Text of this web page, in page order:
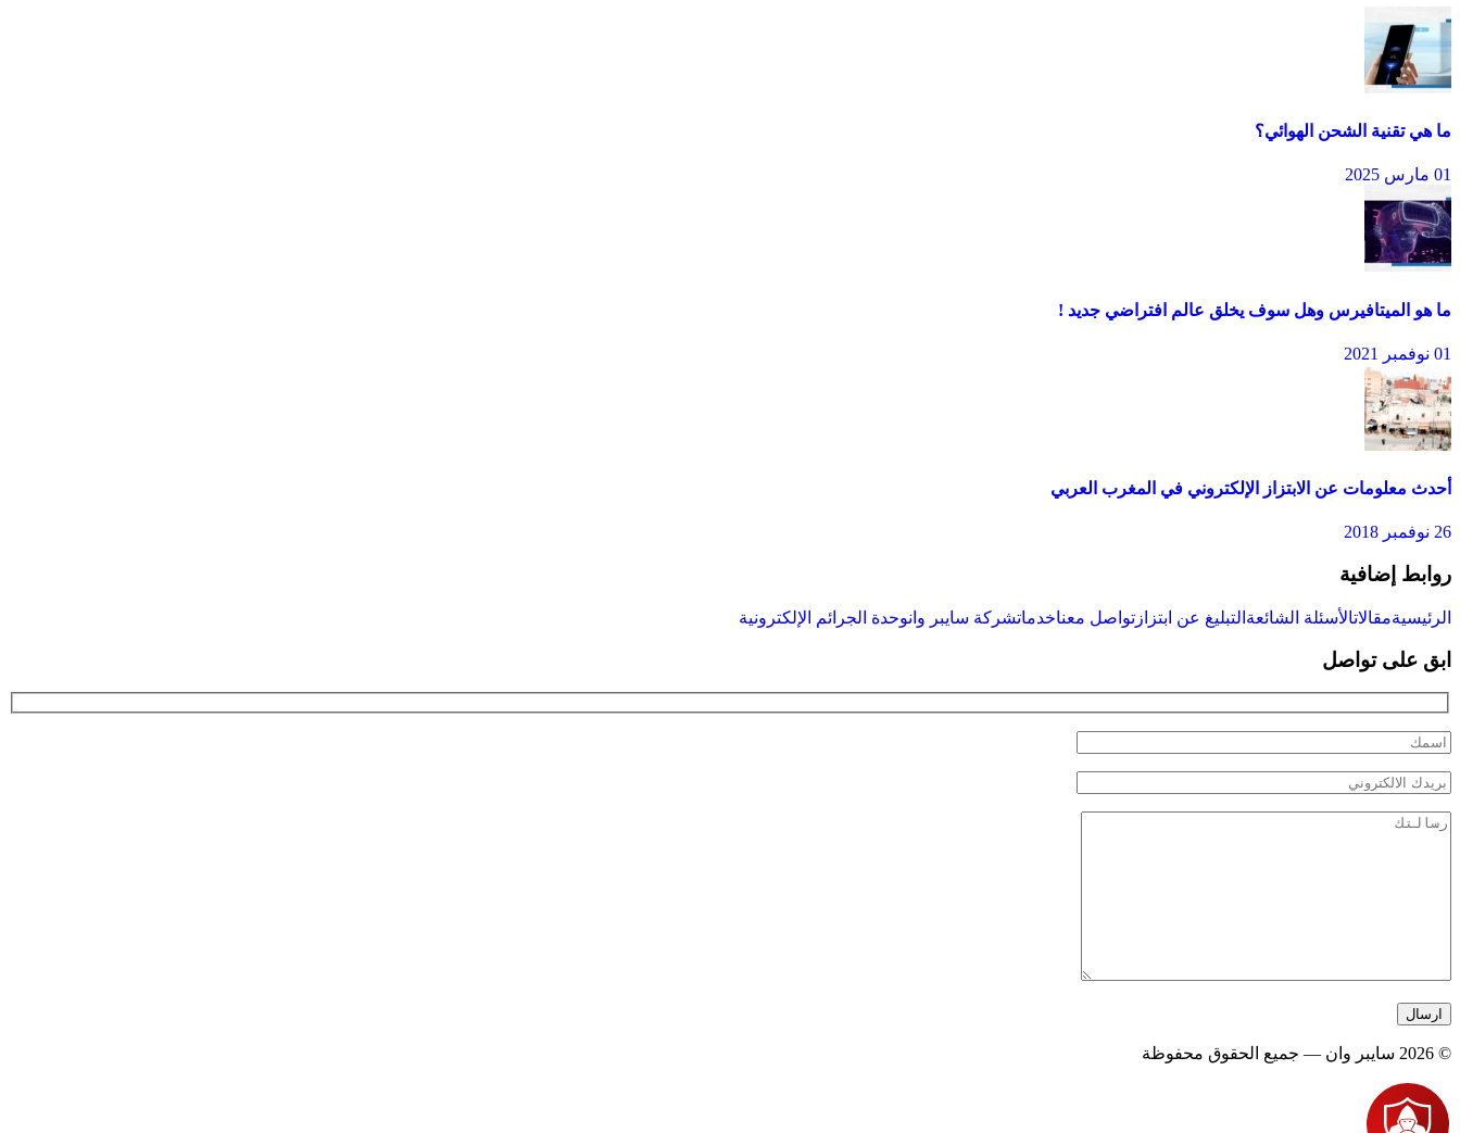
ما هي تقنية الشحن الهوائي؟
01 مارس 2025
ما هو الميتافيرس وهل سوف يخلق عالم افتراضي جديد !
01 نوفمبر 2021
أحدث معلومات عن الابتزاز الإلكتروني في المغرب العربي
26 نوفمبر 2018
روابط إضافية
الرئيسيةمقالاتالأسئلة الشائعة التبليغ عن ابتزاز تواصل معناخدماتشركة سايبر وانوحدة الجرائم الإلكترونية
ابق على تواصل
© 2026 سايبر وان — جميع الحقوق محفوظة